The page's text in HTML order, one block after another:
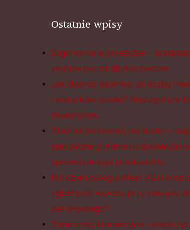
Ostatnie wpisy
Ergonomia w pojeździe –
zestaw porad dla kierowców
Jak dobrać szambo do liczby
i warunków działki? Najczęstsze
inwestorów.
Zbiornik betonowy na ścieki –
zadawane pytania i odpowiedzi
sprawdzonego producenta
Na czym polega atest PZH oraz
zgodności wyrobu przy zakupie
betonowego?
Zabudowy komercyjne i